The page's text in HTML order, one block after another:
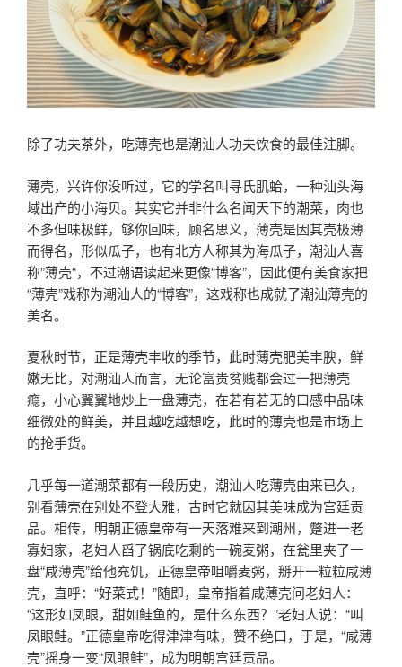
除了功夫茶外，吃薄壳也是潮汕人功夫饮食的最佳注脚。
薄壳，兴许你没听过，它的学名叫寻氏肌蛤，一种汕头海
域出产的小海贝。其实它并非什么名闻天下的潮菜，肉也
不多但味极鲜，够你回味，顾名思义，薄壳是因其壳极薄
而得名，形似瓜子，也有北方人称其为海瓜子，潮汕人喜
称”薄壳“，不过潮语读起来更像“博客”，因此便有美食家把
“薄壳”戏称为潮汕人的“博客”，这戏称也成就了潮汕薄壳的
美名。
夏秋时节，正是薄壳丰收的季节，此时薄壳肥美丰腴，鲜
嫩无比，对潮汕人而言，无论富贵贫贱都会过一把薄壳
瘾，小心翼翼地炒上一盘薄壳，在若有若无的口感中品味
细微处的鲜美，并且越吃越想吃，此时的薄壳也是市场上
的抢手货。
几乎每一道潮菜都有一段历史，潮汕人吃薄壳由来已久，
别看薄壳在别处不登大雅，古时它就因其美味成为宫廷贡
品。相传，明朝正德皇帝有一天落难来到潮州，蹩进一老
寡妇家，老妇人舀了锅底吃剩的一碗麦粥，在瓮里夹了一
盘“咸薄壳”给他充饥，正德皇帝咀嚼麦粥，掰开一粒粒咸薄
壳，直呼：“好菜式！”随即，皇帝指着咸薄壳问老妇人：
“这形如凤眼，甜如鲑鱼的，是什么东西？”老妇人说：“叫
凤眼鲑。”正德皇帝吃得津津有味，赞不绝口，于是，“咸薄
壳”摇身一变“凤眼鲑”，成为明朝宫廷贡品。